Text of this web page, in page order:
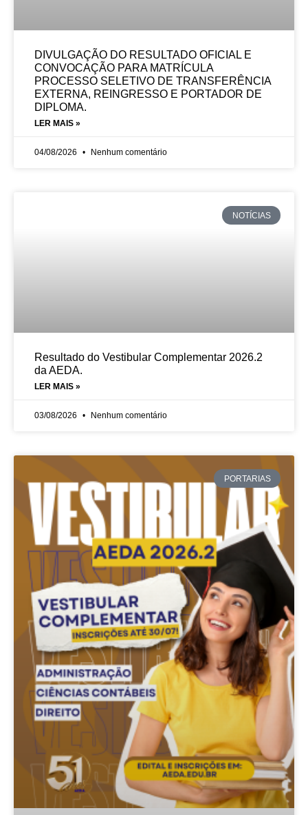
DIVULGAÇÃO DO RESULTADO OFICIAL E
CONVOCAÇÃO PARA MATRÍCULA
PROCESSO SELETIVO DE TRANSFERÊNCIA
EXTERNA, REINGRESSO E PORTADOR DE
DIPLOMA.
LER MAIS »
04/08/2026 Nenhum comentário
NOTÍCIAS
Resultado do Vestibular Complementar 2026.2
da AEDA.
LER MAIS »
03/08/2026 Nenhum comentário
PORTARIAS